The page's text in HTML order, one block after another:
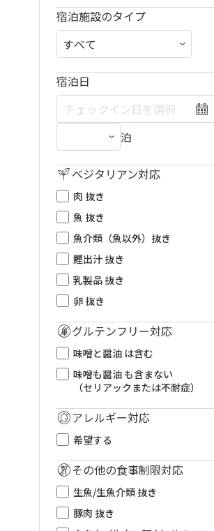
宿泊施設のタイプ
宿泊日
泊
ベジタリアン対応
肉 抜き
魚 抜き
魚介類（魚以外）抜き
鰹出汁 抜き
乳製品 抜き
卵 抜き
グルテンフリー対応
味噌と醤油 は含む
味噌も醤油 も含まない
（セリアックまたは不耐症）
アレルギー対応
希望する
その他の食事制限対応
生魚/生魚介類 抜き
豚肉 抜き